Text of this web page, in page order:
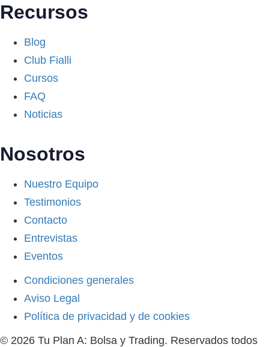
Recursos
Blog
Club Fialli
Cursos
FAQ
Noticias
Nosotros
Nuestro Equipo
Testimonios
Contacto
Entrevistas
Eventos
Condiciones generales
Aviso Legal
Política de privacidad y de cookies
© 2026 Tu Plan A: Bolsa y Trading. Reservados todos